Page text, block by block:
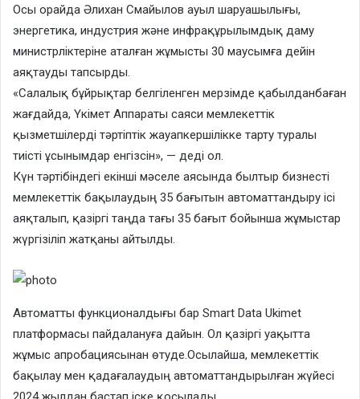
Осы орайда Әлихан Смайылов ауыл шаруашылығы,
энергетика, индустрия және инфрақұрылымдық даму
министрліктеріне аталған жұмысты 30 маусымға дейін
аяқтауды тапсырды.
«Салалық бұйрықтар белгіленген мерзімде қабылданбаған
жағдайда, Үкімет Аппараты саяси мемлекеттік
қызметшілерді тәртіптік жауапкершілікке тарту туралы
тиісті ұсынымдар енгізсін», — деді ол.
Күн тәртібіндегі екінші мәселе аясында былтыр бизнесті
мемлекеттік бақылаудың 35 бағытын автоматтандыру ісі
аяқталып, қазіргі таңда тағы 35 бағыт бойынша жұмыстар
жүргізіліп жатқаны айтылды.
Автоматты функционалдығы бар Smart Data Ukimet
платформасы пайдалануға дайын. Ол қазіргі уақытта
жұмыс апробациясынан өтуде.Осылайша, мемлекеттік
бақылау мен қадағалаудың автоматтандырылған жүйесі